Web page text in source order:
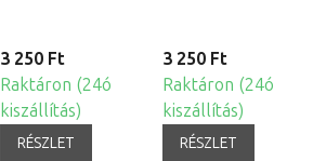
3 250 Ft
Raktáron (24ó
kiszállítás)
RÉSZLET
3 250 Ft
Raktáron (24ó
kiszállítás)
RÉSZLET